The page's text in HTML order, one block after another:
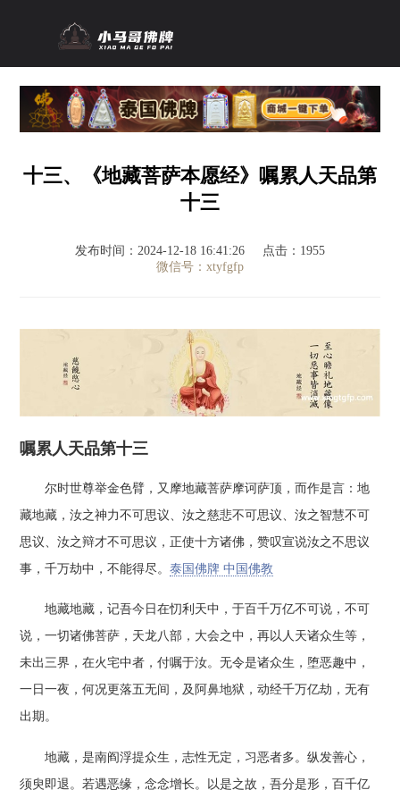
十三、《地藏菩萨本愿经》嘱累人天品第
十三
发布时间：2024-12-18 16:41:26
点击：1955
微信号：xtyfgfp
嘱累人天品第十三
尔时世尊举金色臂，又摩地藏菩萨摩诃萨顶，而作是言：地
藏地藏，汝之神力不可思议、汝之慈悲不可思议、汝之智慧不可
思议、汝之辩才不可思议，正使十方诸佛，赞叹宣说汝之不思议
事，千万劫中，不能得尽。泰国佛牌 中国佛教
地藏地藏，记吾今日在忉利天中，于百千万亿不可说，不可
说，一切诸佛菩萨，天龙八部，大会之中，再以人天诸众生等，
未出三界，在火宅中者，付嘱于汝。无令是诸众生，堕恶趣中，
一日一夜，何况更落五无间，及阿鼻地狱，动经千万亿劫，无有
出期。
地藏，是南阎浮提众生，志性无定，习恶者多。纵发善心，
须臾即退。若遇恶缘，念念增长。以是之故，吾分是形，百千亿